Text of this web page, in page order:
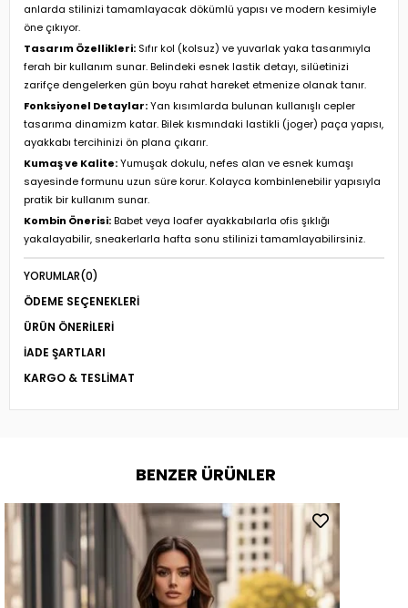
anlarda stilinizi tamamlayacak dökümlü yapısı ve modern kesimiyle
öne çıkıyor.
Tasarım Özellikleri: Sıfır kol (kolsuz) ve yuvarlak yaka tasarımıyla
ferah bir kullanım sunar. Belindeki esnek lastik detayı, silüetinizi
zarifçe dengelerken gün boyu rahat hareket etmenize olanak tanır.
Fonksiyonel Detaylar:Yan kısımlarda bulunan kullanışlı cepler
tasarıma dinamizm katar. Bilek kısmındaki lastikli (joger) paça yapısı,
ayakkabı tercihinizi ön plana çıkarır.
Kumaş ve Kalite:Yumuşak dokulu, nefes alan ve esnek kumaşı
sayesinde formunu uzun süre korur. Kolayca kombinlenebilir yapısıyla
pratik bir kullanım sunar.
Kombin Önerisi:Babet veya loafer ayakkabılarla ofis şıklığı
yakalayabilir, sneakerlarla hafta sonu stilinizi tamamlayabilirsiniz.
YORUMLAR(0)
ÖDEME SEÇENEKLERI
ÜRÜN ÖNERILERI
İADE ŞARTLARI
KARGO & TESLIMAT
BENZER ÜRÜNLER